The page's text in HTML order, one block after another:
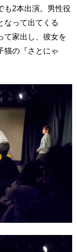
も2本出演。男性役
なって出てくる
て家出し、彼女を
猫の『さとにゃ